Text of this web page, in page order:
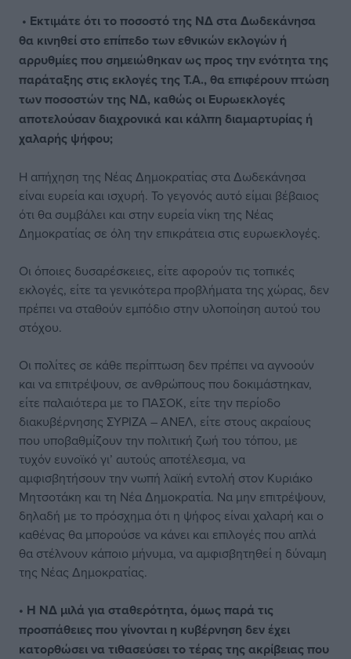
• Εκτιμάτε ότι το ποσοστό της ΝΔ στα Δωδεκάνησα
θα κινηθεί στο επίπεδο των εθνικών εκλογών ή
αρρυθμίες που σημειώθηκαν ως προς την ενότητα της
παράταξης στις εκλογές της Τ.Α., θα επιφέρουν πτώση
των ποσοστών της ΝΔ, καθώς οι Ευρωεκλογές
αποτελούσαν διαχρονικά και κάλπη διαμαρτυρίας ή
χαλαρής ψήφου;
Η απήχηση της Νέας Δημοκρατίας στα Δωδεκάνησα
είναι ευρεία και ισχυρή. Το γεγονός αυτό είμαι βέβαιος
ότι θα συμβάλει και στην ευρεία νίκη της Νέας
Δημοκρατίας σε όλη την επικράτεια στις ευρωεκλογές.
Οι όποιες δυσαρέσκειες, είτε αφορούν τις τοπικές
εκλογές, είτε τα γενικότερα προβλήματα της χώρας, δεν
πρέπει να σταθούν εμπόδιο στην υλοποίηση αυτού του
στόχου.
Οι πολίτες σε κάθε περίπτωση δεν πρέπει να αγνοούν
και να επιτρέψουν, σε ανθρώπους που δοκιμάστηκαν,
είτε παλαιότερα με το ΠΑΣΟΚ, είτε την περίοδο
διακυβέρνησης ΣΥΡΙΖΑ – ΑΝΕΛ, είτε στους ακραίους
που υποβαθμίζουν την πολιτική ζωή του τόπου, με
τυχόν ευνοϊκό γι’ αυτούς αποτέλεσμα, να
αμφισβητήσουν την νωπή λαϊκή εντολή στον Κυριάκο
Μητσοτάκη και τη Νέα Δημοκρατία. Να μην επιτρέψουν,
δηλαδή με το πρόσχημα ότι η ψήφος είναι χαλαρή και ο
καθένας θα μπορούσε να κάνει και επιλογές που απλά
θα στέλνουν κάποιο μήνυμα, να αμφισβητηθεί η δύναμη
της Νέας Δημοκρατίας.
• Η ΝΔ μιλά για σταθερότητα, όμως παρά τις
προσπάθειες που γίνονται η κυβέρνηση δεν έχει
κατορθώσει να τιθασεύσει το τέρας της ακρίβειας που